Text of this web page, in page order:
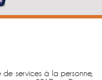
de services à la personne,